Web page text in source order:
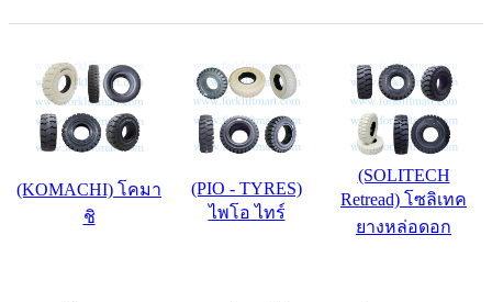
(KOMACHI) โคมา
ชิ
(PIO - TYRES)
ไพโอ ไทร์
(SOLITECH
Retread) โซลิเทค
ยางหล่อดอก